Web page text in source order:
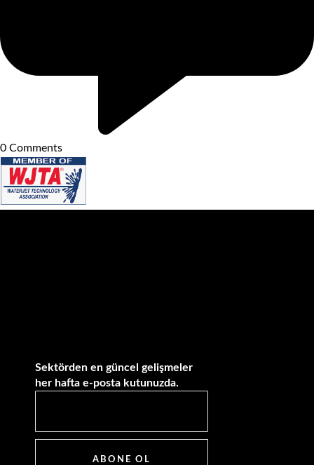
0 Comments
Sektörden en güncel gelişmeler
her hafta e-posta kutunuzda.
ABONE OL